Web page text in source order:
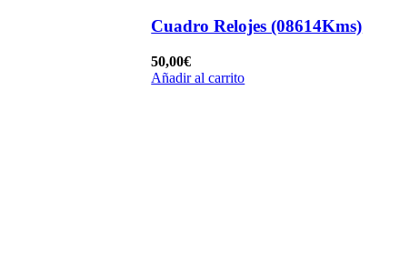
Cuadro Relojes (08614Kms)
50,00€
Añadir al carrito